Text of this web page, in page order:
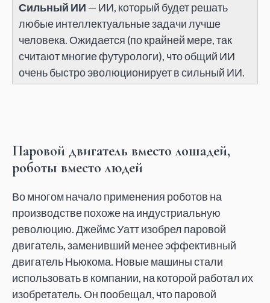
Сильный ИИ — ИИ, который будет решать
любые интеллектуальные задачи лучше
человека. Ожидается (по крайней мере, так
считают многие футурологи), что общий ИИ
очень быстро эволюционирует в сильный ИИ.
Паровой двигатель вместо лошадей,
роботы вместо людей
Во многом начало применения роботов на
производстве похоже на индустриальную
революцию. Джеймс Уатт изобрел паровой
двигатель, заменивший менее эффективный
двигатель Ньюкома. Новые машины стали
использовать в компании, на которой работал их
изобретатель. Он пообещал, что паровой